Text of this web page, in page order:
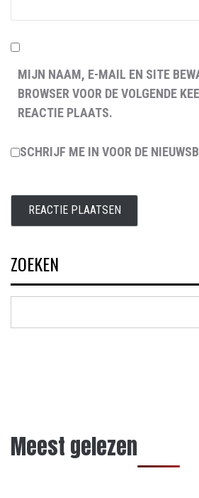
MIJN NAAM, E-MAIL EN SITE
BROWSER VOOR DE VOLGENDE
REACTIE PLAATS.
SCHRIJF ME IN VOOR DE
ZOEKEN
Meest gelezen